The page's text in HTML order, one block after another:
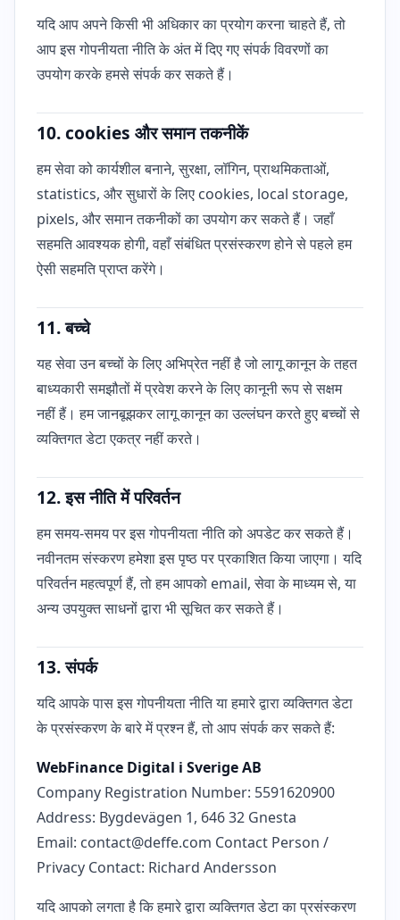
यदि आप अपने किसी भी अधिकार का प्रयोग करना चाहते हैं, तो
आप इस गोपनीयता नीति के अंत में दिए गए संपर्क विवरणों का
उपयोग करके हमसे संपर्क कर सकते हैं।
10. cookies और समान तकनीकें
हम सेवा को कार्यशील बनाने, सुरक्षा, लॉगिन, प्राथमिकताओं,
statistics, और सुधारों के लिए cookies, local storage,
pixels, और समान तकनीकों का उपयोग कर सकते हैं। जहाँ
सहमति आवश्यक होगी, वहाँ संबंधित प्रसंस्करण होने से पहले हम
ऐसी सहमति प्राप्त करेंगे।
11. बच्चे
यह सेवा उन बच्चों के लिए अभिप्रेत नहीं है जो लागू कानून के तहत
बाध्यकारी समझौतों में प्रवेश करने के लिए कानूनी रूप से सक्षम
नहीं हैं। हम जानबूझकर लागू कानून का उल्लंघन करते हुए बच्चों से
व्यक्तिगत डेटा एकत्र नहीं करते।
12. इस नीति में परिवर्तन
हम समय-समय पर इस गोपनीयता नीति को अपडेट कर सकते हैं।
नवीनतम संस्करण हमेशा इस पृष्ठ पर प्रकाशित किया जाएगा। यदि
परिवर्तन महत्वपूर्ण हैं, तो हम आपको email, सेवा के माध्यम से, या
अन्य उपयुक्त साधनों द्वारा भी सूचित कर सकते हैं।
13. संपर्क
यदि आपके पास इस गोपनीयता नीति या हमारे द्वारा व्यक्तिगत डेटा
के प्रसंस्करण के बारे में प्रश्न हैं, तो आप संपर्क कर सकते हैं:
WebFinance Digital i Sverige AB
Company Registration Number: 5591620900
Address: Bygdevägen 1, 646 32 Gnesta
Email: contact@deffe.com Contact Person /
Privacy Contact: Richard Andersson
यदि आपको लगता है कि हमारे द्वारा व्यक्तिगत डेटा का प्रसंस्करण